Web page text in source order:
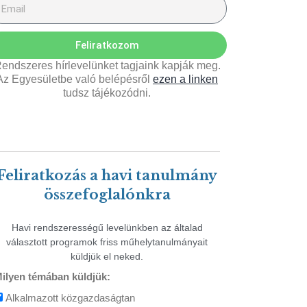
Feliratkozom
hírlevelünket tagjaink kapják meg.
Egyesületbe való belépésről ezen a linken
tudsz tájékozódni.
a havi tanulmány
összefoglalónkra
Havi rendszerességű levelünkben az általad
választott programok friss műhelytanulmányait
küldjük el neked.
témában küldjük:
Alkalmazott közgazdaságtan